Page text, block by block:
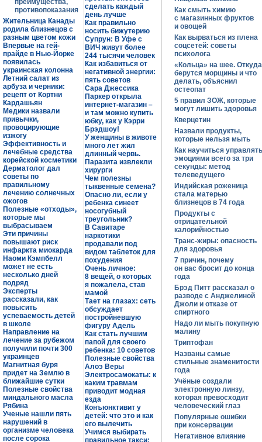
Как смыть химию
с магазинных фруктов
и овощей
Как вырваться из плена
соцсетей: советы
психолога
«Кольца» на шее. Откуда
берутся морщины и что
делать, объяснил
остеопат
5 правил ЗОЖ, которые
могут лишить здоровья
Кверцетин
Назвали продукты,
которые нельзя мыть
Как научиться управлять
эмоциями всего за три
секунды: метод
телеведущего
Индийская роженица
стала матерью
близнецов в 74 года
Продукты с
отрицательной
калорийностью
Транс-жиры: опасность
для здоровья
7 причин, почему
он вас бросит до конца
года
Брэд Питт рассказал о
разводе с Анджелиной
Джоли и отказе от
спиртного
Надо ли мыть покупную
малину
Триптофан
Названы самые
стильные знаменитости
года
Учёные создали
электронную линзу,
которая превосходит
человеческий глаз
Популярные ошибки
при консервации
Негативное влияние
преимущества,
противопоказания
Жительница Канады
родила близнецов с
разным цветом кожи
Впервые на гей-
прайде в Нью-Йорке
появилась
украинская колонна
Летний салат из
арбуза и черники:
рецепт от Кортни
Кардашьян
Медики назвали
привычки,
провоцирующие
изжогу
Эффективность и
лечебные средства
корейской косметики
Дерматолог дал
советы по
правильному
лечению солнечных
ожогов
Полезные «отходы»,
которые мы
выбрасываем
Эти причины
повышают риск
инфаркта миокарда
Наоми Кэмпбелл
может не есть
несколько дней
подряд
Эксперты
рассказали, как
повысить
успеваемость детей
в школе
Направление на
лечение за рубежом
получили почти 300
украинцев
Магнитная буря
придет на Землю в
ближайшие сутки
Полезные свойства
миндального масла
Рябина
Ученые нашли пять
нарушений в
организме человека
после сорока
сделать каждый
день лучше
Как правильно
носить бижутерию
Супрун: В Уфе с
ВИЧ живут более
244 тысячи человек
Как избавиться от
негативной энергии:
пять советов
Сара Джессика
Паркер открыла
интернет-магазин –
и там можно купить
юбку, как у Кэрри
Брэдшоу!
У женщины в животе
много лет жил
длинный червь.
Паразита извлекли
хирурги
Чем полезны
тыквенные семена?
Опасно ли, если у
ребенка синеет
носогубный
треугольник?
В Савитаре
наркотики
продавали под
видом таблеток для
похудения
Очень личное:
8 вещей, о которых
я пожалела, став
мамой
Тает на глазах: сеть
обсуждает
постройневшую
фигуру Адель
Как стать лучшим
папой для своего
ребенка: 10 советов
Полезные свойства
Алоэ Веры
Электросамокаты: к
каким травмам
приводит модная
езда
Конъюнктивит у
детей: что это и как
его вылечить
Учимся выбирать
правильное такси: